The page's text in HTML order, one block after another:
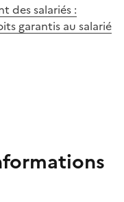
des salariés :
garantis au salarié